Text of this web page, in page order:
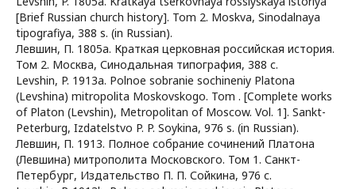
[Brief Russian church history]. Tom 2. Moskva, Sinodalnaya
tipografiya, 388 s. (in Russian).
Левшин, П. 1805а. Краткая церковная российская история.
Том 2. Москва, Синодальная типография, 388 с.
Levshin, P. 1913a. Polnoe sobranie sochineniy Platona
(Levshina) mitropolita Moskovskogo. Tom . [Complete works
of Platon (Levshin), Metropolitan of Moscow. Vol. 1]. Sankt-
Peterburg, Izdatelstvo P. P. Soykina, 976 s. (in Russian).
Левшин, П. 1913. Полное собрание сочинений Платона
(Левшина) митрополита Московского. Том 1. Санкт-
Петербург, Издательство П. П. Сойкина, 976 с.